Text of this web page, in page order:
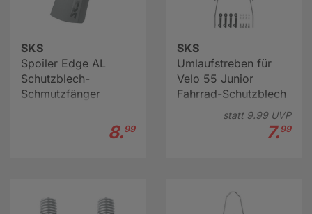
SKS
Spoiler Edge AL
Schutzblech-
Schmutzfänger
8.99
SKS
Umlaufstreben für
Velo 55 Junior
Fahrrad-Schutzblech
statt 9.99UVP
7.99